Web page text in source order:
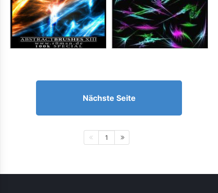
Nächste Seite
1